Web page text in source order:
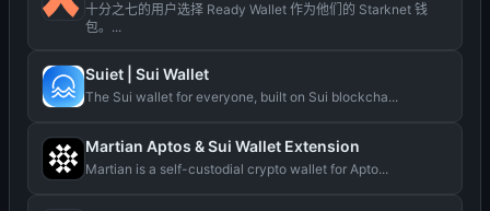
十分之七的用户选择 Ready Wallet 作为他们的 Starknet 钱
包。...
Suiet | Sui Wallet
The Sui wallet for everyone, built on Sui blockcha...
Martian Aptos & Sui Wallet Extension
Martian is a self-custodial crypto wallet for Apto...